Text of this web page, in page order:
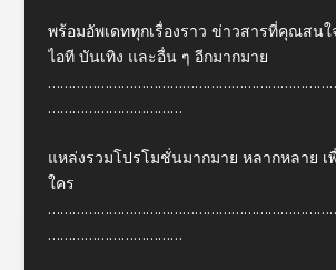
พร้อมอัพเดททุกเรื่องราว ข่าวสารที่คุณสนใ
ไอที บันเทิง และอื่น ๆ อีกมากมาย
……………………………
แหล่งรวมโปรโมชั่นมากมาย หลากหลาย
ใคร
……………………………